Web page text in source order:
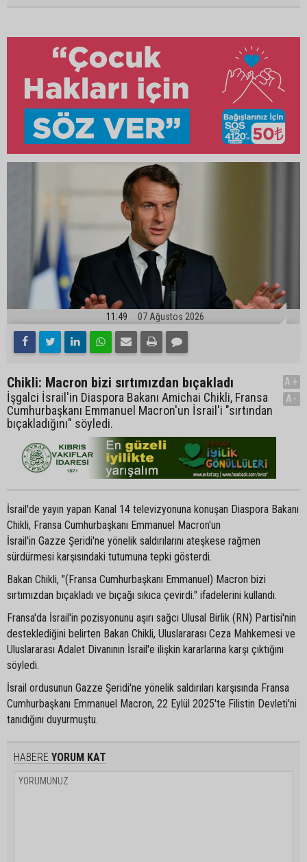
11:49 07 Ağustos 2026
Chikli: Macron bizi sırtımızdan bıçakladı
İşgalci İsrail'in Diaspora Bakanı Amichai Chikli, Fransa
Cumhurbaşkanı Emmanuel Macron'un İsrail'i "sırtından
bıçakladığını" söyledi.
A+
A-
İsrail'de yayın yapan Kanal 14 televizyonuna konuşan Diaspora Bakanı
Chikli, Fransa Cumhurbaşkanı Emmanuel Macron'un
İsrail'in Gazze Şeridi'ne yönelik saldırılarını ateşkese rağmen
sürdürmesi karşısındaki tutumuna tepki gösterdi.
Bakan Chikli, "(Fransa Cumhurbaşkanı Emmanuel) Macron bizi
sırtımızdan bıçakladı ve bıçağı sıkıca çevirdi." ifadelerini kullandı.
Fransa'da İsrail'in pozisyonunu aşırı sağcı Ulusal Birlik (RN) Partisi'nin
desteklediğini belirten Bakan Chikli, Uluslararası Ceza Mahkemesi ve
Uluslararası Adalet Divanının İsrail'e ilişkin kararlarına karşı çıktığını
söyledi.
İsrail ordusunun Gazze Şeridi'ne yönelik saldırıları karşısında Fransa
Cumhurbaşkanı Emmanuel Macron, 22 Eylül 2025'te Filistin Devleti'ni
tanıdığını duyurmuştu.
HABERE YORUM KAT